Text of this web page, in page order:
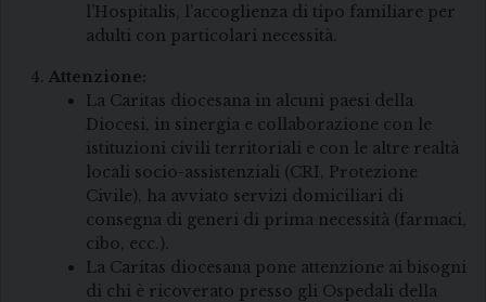
l’Hospitalis, l’accoglienza di tipo familiare per
adulti con particolari necessità.
Attenzione:
La Caritas diocesana in alcuni paesi della
Diocesi, in sinergia e collaborazione con le
istituzioni civili territoriali e con le altre realtà
locali socio-assistenziali (CRI, Protezione
Civile), ha avviato servizi domiciliari di
consegna di generi di prima necessità (farmaci,
cibo, ecc.).
La Caritas diocesana pone attenzione ai bisogni
di chi è ricoverato presso gli Ospedali della